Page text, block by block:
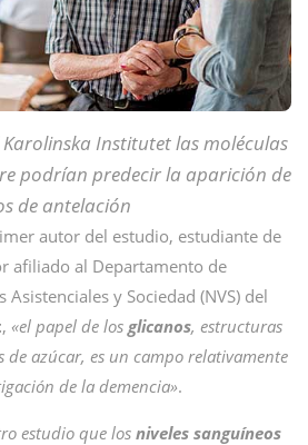
Institutet las moléculas
podrían predecir la aparición de
de antelación
autor del estudio, estudiante de
afiliado al Departamento de
y Sociedad (NVS) del
, «el papel de los glicanos, estructuras
de azúcar, es un campo relativamente
de la demencia».
estudio que los niveles sanguíneos